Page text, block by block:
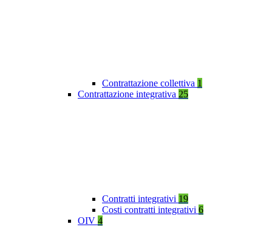
Contrattazione collettiva 1
Contrattazione integrativa 25
Contratti integrativi 19
Costi contratti integrativi 6
OIV 4